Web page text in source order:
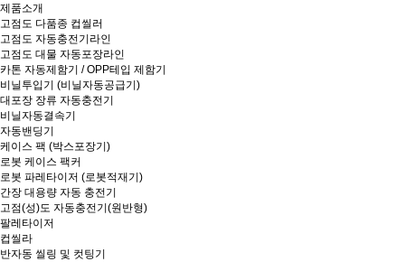
제품소개
고점도 다품종 컵씰러
고점도 자동충전기라인
고점도 대물 자동포장라인
카톤 자동제함기 / OPP테입 제함기
비닐투입기 (비닐자동공급기)
대포장 장류 자동충전기
비닐자동결속기
자동밴딩기
케이스 팩 (박스포장기)
로봇 케이스 팩커
로봇 파레타이저 (로봇적재기)
간장 대용량 자동 충전기
고점(성)도 자동충전기(원반형)
팔레타이저
컵씰라
반자동 씰링 및 컷팅기